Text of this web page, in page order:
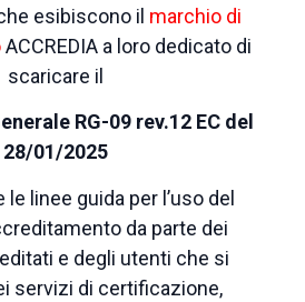
esibiscono il marchio di
ACCREDIA a loro dedicato di
scaricare il
RG-09 rev.12 EC del
28/01/2025
linee guida per l’uso del
da parte dei
e degli utenti che si
servizi di certificazione,